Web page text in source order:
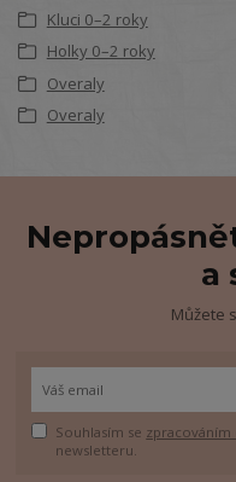
Kluci 0–2 roky
Holky 0–2 roky
Overaly
Overaly
a
Můžete
Souhlasím se zpracováním
newsletteru.